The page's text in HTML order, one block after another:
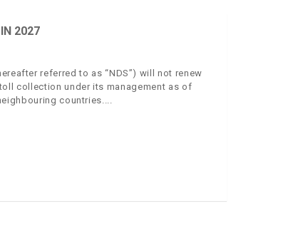
2027
referred to as “NDS”) will not renew
collection under its management as of
countries.